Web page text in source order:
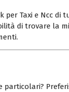
per Taxi e Ncc di
di trovare la
particolari?